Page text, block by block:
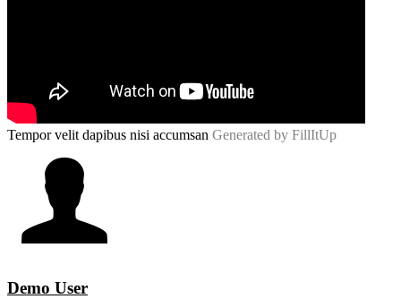
Tempor velit dapibus nisi accumsan Generated by FillItUp
Demo User